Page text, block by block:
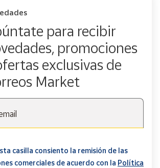
para recibir
promociones
exclusivas de
Market
casilla consiento la remisión de las
comerciales de acuerdo con la Política